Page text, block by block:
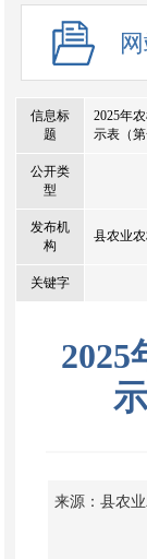
信息标
题
2025年
示表（第
公开类
型
发布机
构
县农业
关键字
2025
来源：县农